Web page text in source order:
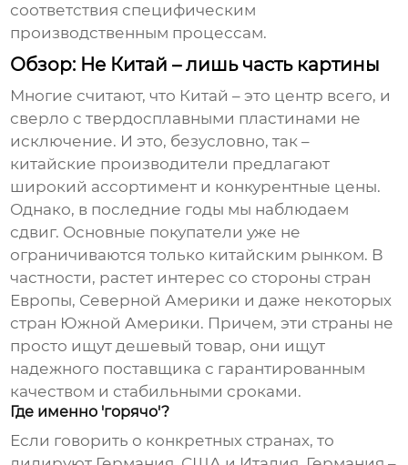
соответствия специфическим
производственным процессам.
Обзор: Не Китай – лишь часть картины
Многие считают, что Китай – это центр всего, и
сверло с твердосплавными пластинами не
исключение. И это, безусловно, так –
китайские производители предлагают
широкий ассортимент и конкурентные цены.
Однако, в последние годы мы наблюдаем
сдвиг. Основные покупатели уже не
ограничиваются только китайским рынком. В
частности, растет интерес со стороны стран
Европы, Северной Америки и даже некоторых
стран Южной Америки. Причем, эти страны не
просто ищут дешевый товар, они ищут
надежного поставщика с гарантированным
качеством и стабильными сроками.
Где именно 'горячо'?
Если говорить о конкретных странах, то